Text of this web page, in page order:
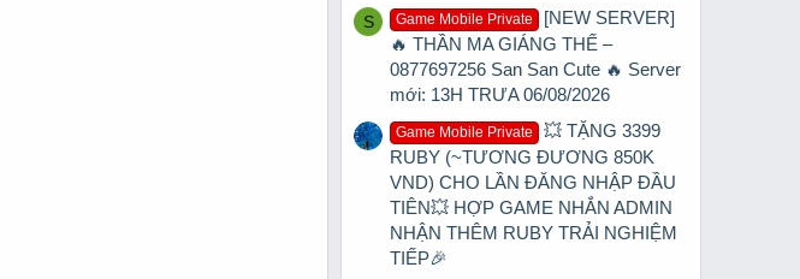
S Game Mobile Private
[NEW SERVER]
🔥 THẦN MA GIÁNG THẾ –
0877697256 San San Cute 🔥 Server
mới: 13H TRƯA 06/08/2026
Game Mobile Private
💥 TẶNG 3399
RUBY (~TƯƠNG ĐƯƠNG 850K
VND) CHO LẦN ĐĂNG NHẬP ĐẦU
TIÊN💥 HỢP GAME NHẮN ADMIN
NHẬN THÊM RUBY TRẢI NGHIỆM
TIẾP🎉